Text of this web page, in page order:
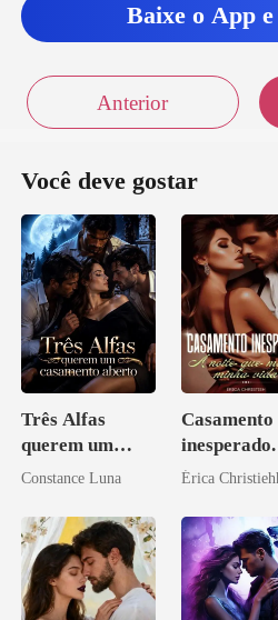
Baixe o App
Anterior
Você deve gostar
Três Alfas
querem um
casamento
Constance Luna
Casamento
noite que
Érica